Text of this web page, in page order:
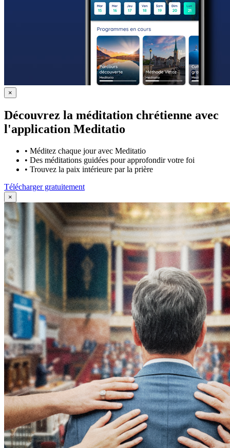
×
Découvrez la méditation chrétienne avec
l'application Meditatio
• Méditez chaque jour avec Meditatio
• Des méditations guidées pour approfondir votre foi
• Trouvez la paix intérieure par la prière
Télécharger gratuitement
×